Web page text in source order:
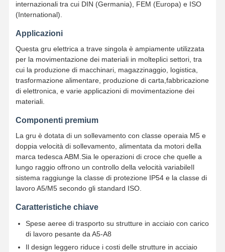
internazionali tra cui DIN (Germania), FEM (Europa) e ISO
(International).
Applicazioni
Questa gru elettrica a trave singola è ampiamente utilizzata
per la movimentazione dei materiali in molteplici settori, tra
cui la produzione di macchinari, magazzinaggio, logistica,
trasformazione alimentare, produzione di carta,fabbricazione
di elettronica, e varie applicazioni di movimentazione dei
materiali.
Componenti premium
La gru è dotata di un sollevamento con classe operaia M5 e
doppia velocità di sollevamento, alimentata da motori della
marca tedesca ABM.Sia le operazioni di croce che quelle a
lungo raggio offrono un controllo della velocità variabileIl
sistema raggiunge la classe di protezione IP54 e la classe di
lavoro A5/M5 secondo gli standard ISO.
Caratteristiche chiave
Spese aeree di trasporto su strutture in acciaio con carico
di lavoro pesante da A5-A8
Il design leggero riduce i costi delle strutture in acciaio